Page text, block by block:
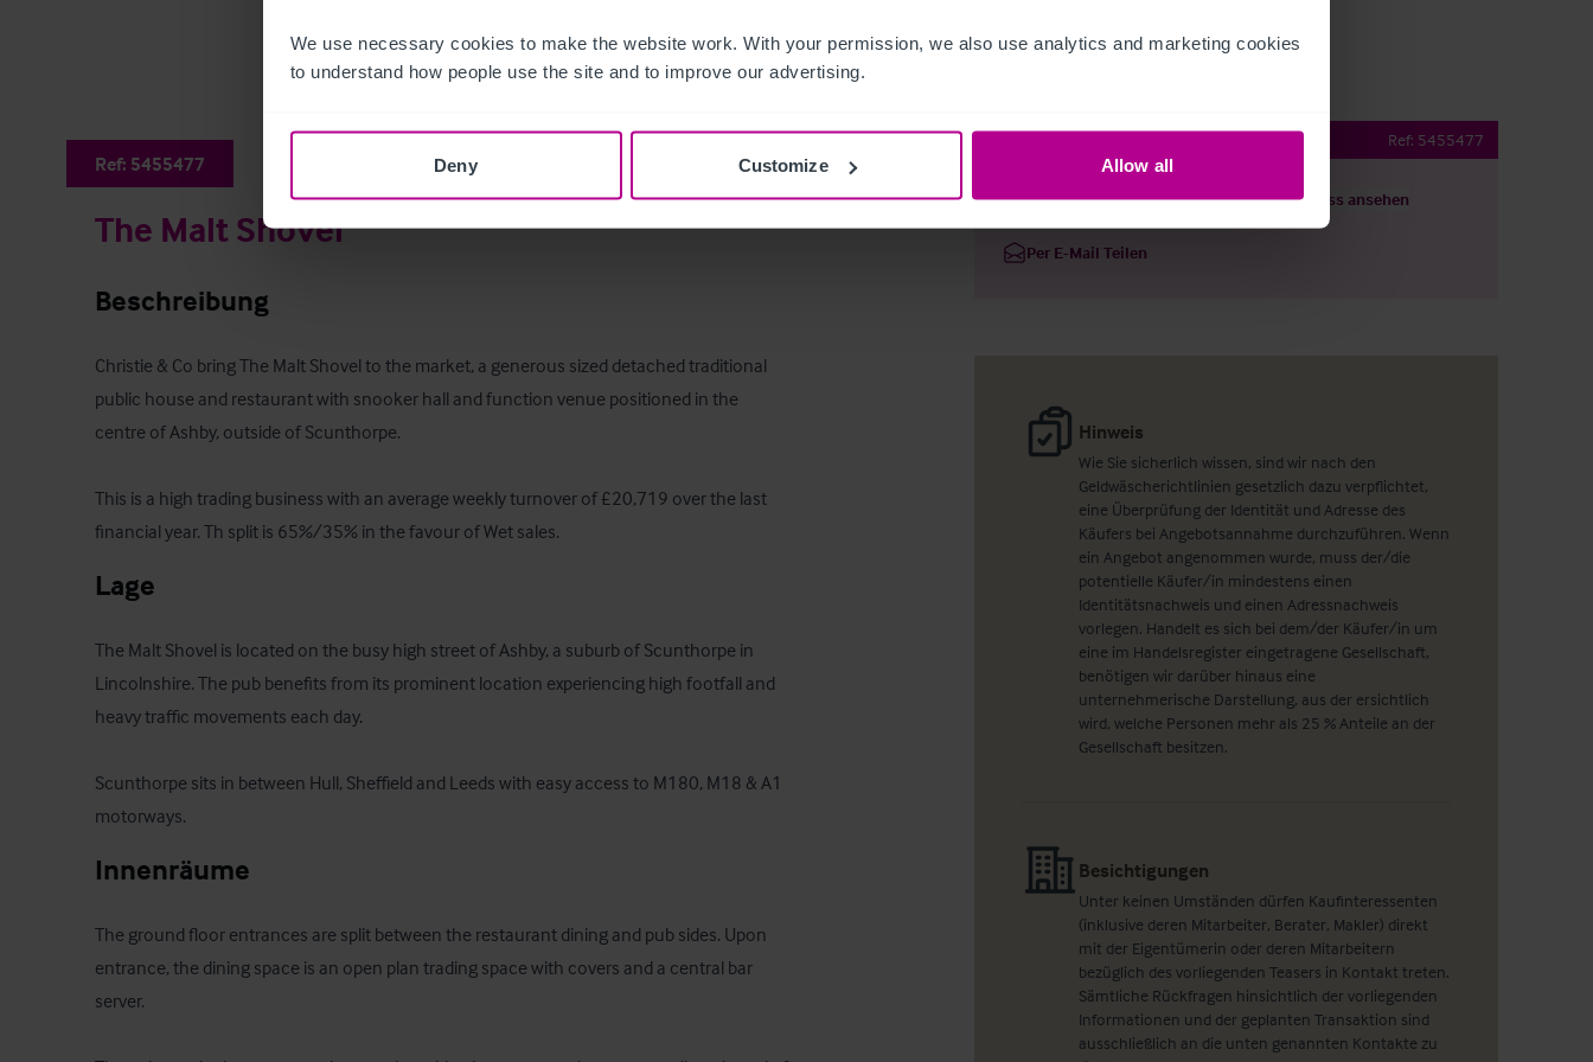
We use necessary cookies to make the website work. With your permission, we also use analytics and marketing cookies
to understand how people use the site and to improve our advertising.
Deny Customize Allow all
Ref: 5455477
The Malt Shovel
Beschreibung
Christie & Co bring The Malt Shovel to the market, a generous sized detached traditional
public house and restaurant with snooker hall and function venue positioned in the
centre of Ashby, outside of Scunthorpe.
This is a high trading business with an average weekly turnover of £20,719 over the last
financial year. Th split is 65%/35% in the favour of Wet sales.
Lage
The Malt Shovel is located on the busy high street of Ashby, a suburb of Scunthorpe in
Lincolnshire. The pub benefits from its prominent location experiencing high footfall and
heavy traffic movements each day.
Scunthorpe sits in between Hull, Sheffield and Leeds with easy access to M180, M18 & A1
motorways.
Innenräume
The ground floor entrances are split between the restaurant dining and pub sides. Upon
entrance, the dining space is an open plan trading space with covers and a central bar
server.
Ref: 5455477
Details herunterladen Grundriss ansehen
Per E-Mail Teilen
Hinweis
Wie Sie sicherlich wissen, sind wir nach den
Geldwäscherichtlinien gesetzlich dazu verpflichtet,
eine Überprüfung der Identität und Adresse des
Käufers bei Angebotsannahme durchzuführen. Wenn
ein Angebot angenommen wurde, muss der/die
potentielle Käufer/in mindestens einen
Identitätsnachweis und einen Adressnachweis
vorlegen. Handelt es sich bei dem/der Käufer/in um
eine im Handelsregister eingetragene Gesellschaft,
benötigen wir darüber hinaus eine
unternehmerische Darstellung, aus der ersichtlich
wird, welche Personen mehr als 25 % Anteile an der
Gesellschaft besitzen.
Besichtigungen
Unter keinen Umständen dürfen Kaufinteressenten
(inklusive deren Mitarbeiter, Berater, Makler) direkt
mit der Eigentümerin oder deren Mitarbeitern
bezüglich des vorliegenden Teasers in Kontakt treten.
Sämtliche Rückfragen hinsichtlich der vorliegenden
Informationen und der geplanten Transaktion sind
ausschließlich an die unten genannten Kontakte zu